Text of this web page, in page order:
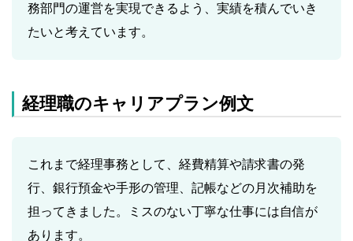
務部門の運営を実現できるよう、実績を積んでいき
たいと考えています。
経理職のキャリアプラン例文
これまで経理事務として、経費精算や請求書の発
行、銀行預金や手形の管理、記帳などの月次補助を
担ってきました。ミスのない丁寧な仕事には自信が
あります。